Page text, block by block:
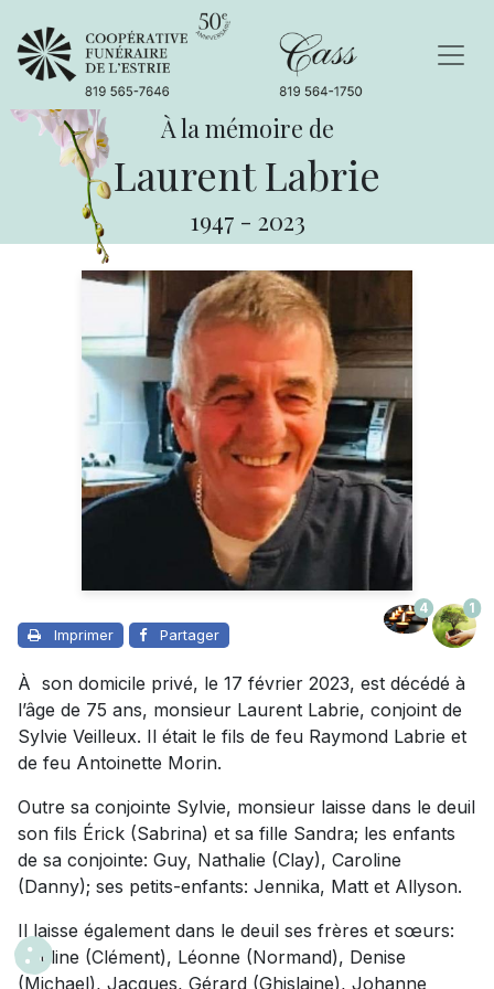
À la mémoire de
Laurent Labrie
1947 - 2023
Imprimer Partager
4 1
À son domicile privé, le 17 février 2023, est décédé à
l’âge de 75 ans, monsieur Laurent Labrie, conjoint de
Sylvie Veilleux. Il était le fils de feu Raymond Labrie et
de feu Antoinette Morin.
Outre sa conjointe Sylvie, monsieur laisse dans le deuil
son fils Érick (Sabrina) et sa fille Sandra; les enfants
de sa conjointe: Guy, Nathalie (Clay), Caroline
(Danny); ses petits-enfants: Jennika, Matt et Allyson.
Il laisse également dans le deuil ses frères et sœurs:
Pauline (Clément), Léonne (Normand), Denise
(Michael), Jacques, Gérard (Ghislaine), Johanne